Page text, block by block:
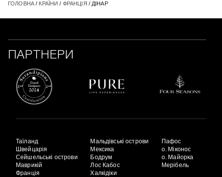
ГОЛОВНА/ КРАЇНИ / ФРАНЦІЯ / ДІНАР
ПАРТНЕРИ
Таїланд
Швейцарія
Сейшельські острови
Маврикій
Франція
Мальдівські острови
Мексика
Бодрум
Лос Кабос
Халкідіки
Пафос
о. Міконос
о. Майорка
Мерібель